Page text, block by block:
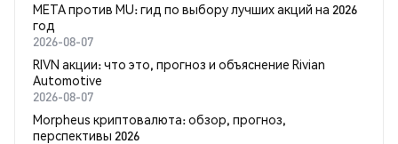
META против MU: гид по выбору лучших акций на 2026
год
2026-08-07
RIVN акции: что это, прогноз и объяснение Rivian
Automotive
2026-08-07
Morpheus криптовалюта: обзор, прогноз,
перспективы 2026